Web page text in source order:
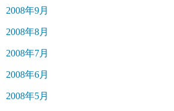
2008年9月
2008年8月
2008年7月
2008年6月
2008年5月